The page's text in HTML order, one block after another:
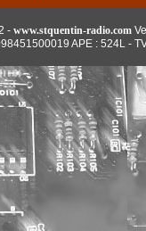
- www.stquentin-radio.com
APE : 524L -